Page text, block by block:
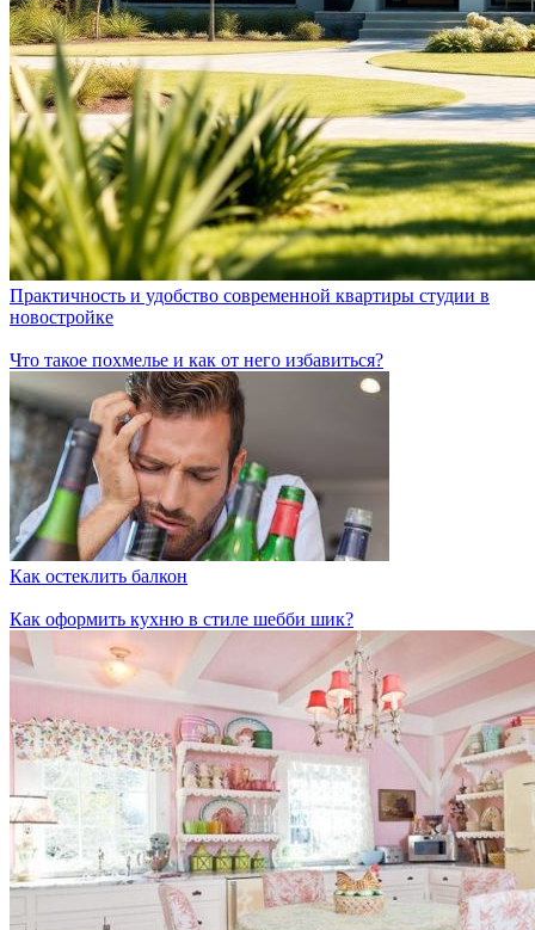
Практичность и удобство современной квартиры студии в
новостройке
Что такое похмелье и как от него избавиться?
Как остеклить балкон
Как оформить кухню в стиле шебби шик?